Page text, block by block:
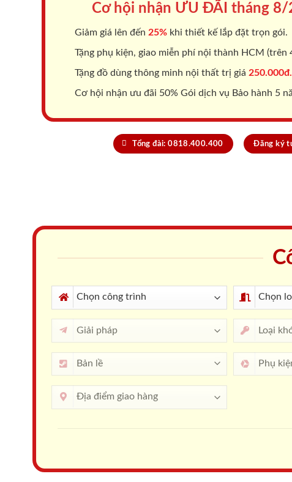
Cơ hội nhận ƯU ĐÃI tháng 8/
Giảm giá lên đến 25% khi thiết kế lắp đặt trọn gói.
Tặng phụ kiện, giao miễn phí nội thành HCM (trên
Tặng đồ dùng thông minh nội thất trị giá 250.000đ.
Cơ hội nhận ưu đãi 50% Gói dịch vụ Bảo hành 5
Tổng đài: 0818.400.400 Đăng ký